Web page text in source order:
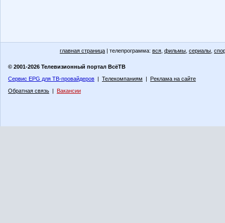
главная страница | телепрограмма: вся фильмы сериалы
© 2001-2026 Телевизионный портал ВсёТВ
Сервис EPG для ТВ-провайдеров | Телекомпаниям | Реклама на сайте
Обратная связь | Вакансии